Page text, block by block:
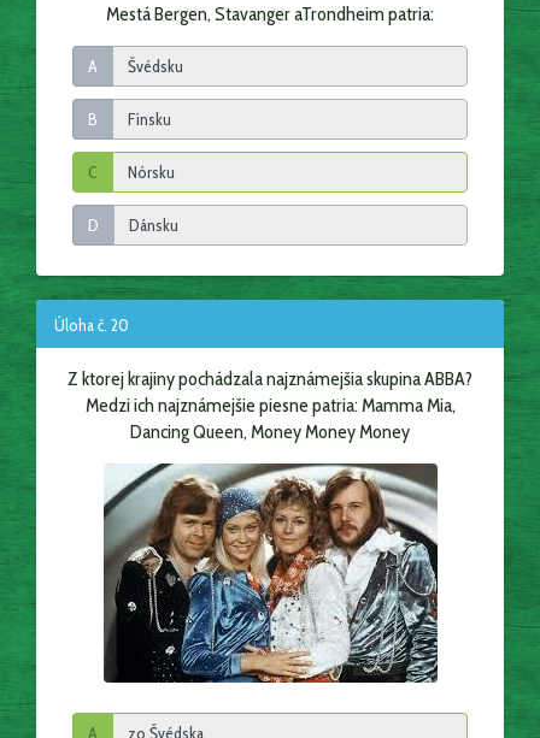
Mestá Bergen, Stavanger aTrondheim patria:
A
B
C
D
Úloha č. 20
Z ktorej krajiny pochádzala najznámejšia skupina ABBA?
Medzi ich najznámejšie piesne patria: Mamma Mia,
Dancing Queen, Money Money Money
A